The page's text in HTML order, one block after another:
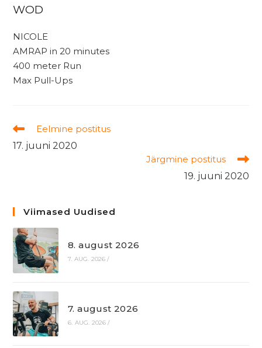
WOD
NICOLE
AMRAP in 20 minutes
400 meter Run
Max Pull-Ups
Read
more
articles
Eelmine postitus
17. juuni 2020
Järgmine postitus
19. juuni 2020
Viimased Uudised
8. august 2026
7. AUG. 2026 /
7. august 2026
6. AUG. 2026 /